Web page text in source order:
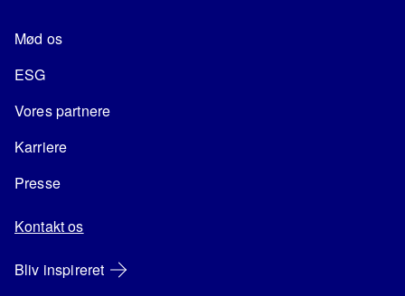
Mød os
ESG
Vores partnere
Karriere
Presse
Kontakt os
Bliv inspireret